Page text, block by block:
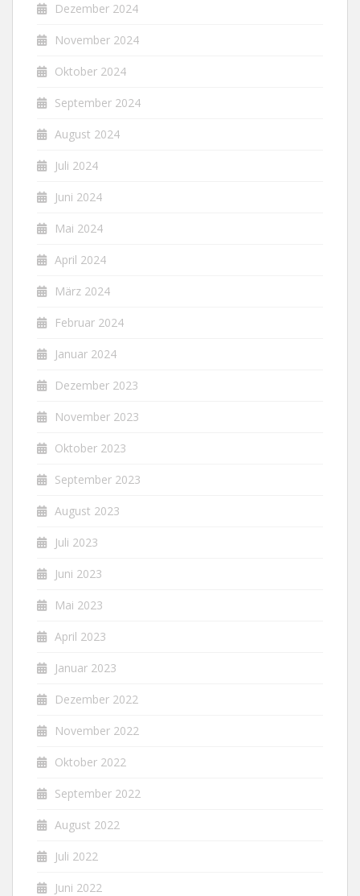
Dezember 2024
November 2024
Oktober 2024
September 2024
August 2024
Juli 2024
Juni 2024
Mai 2024
April 2024
März 2024
Februar 2024
Januar 2024
Dezember 2023
November 2023
Oktober 2023
September 2023
August 2023
Juli 2023
Juni 2023
Mai 2023
April 2023
Januar 2023
Dezember 2022
November 2022
Oktober 2022
September 2022
August 2022
Juli 2022
Juni 2022